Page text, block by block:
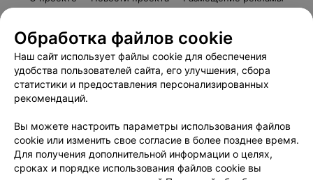
Пользовательское соглашение
Способы оплаты
Вакансии
Партнеры
Написать руководителю 103.by
Обработка персональных данных
Обработка файлов cookie
Наш сайт использует файлы cookie для обеспечения
удобства пользователей сайта, его улучшения, сбора
статистики и предоставления персонализированных
рекомендаций.
Вы можете настроить параметры использования файлов
cookie или изменить свое согласие в более позднее время.
Для получения дополнительной информации о целях,
сроках и порядке использования файлов cookie вы